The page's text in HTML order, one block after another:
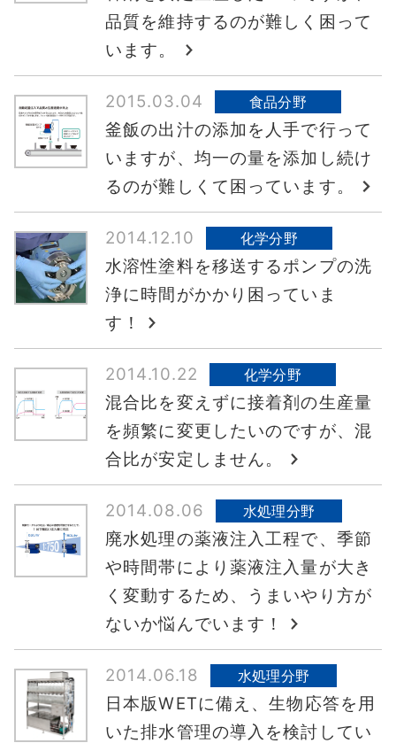
品質を維持するのが難しく困って
います。
2015.03.04 食品分野
釜飯の出汁の添加を人手で行って
いますが、均一の量を添加し続け
るのが難しくて困っています。
2014.12.10 化学分野
水溶性塗料を移送するポンプの洗
浄に時間がかかり困っていま
す！
2014.10.22 化学分野
混合比を変えずに接着剤の生産量
を頻繁に変更したいのですが、混
合比が安定しません。
2014.08.06 水処理分野
廃水処理の薬液注入工程で、季節
や時間帯により薬液注入量が大き
く変動するため、うまいやり方が
ないか悩んでいます！
2014.06.18 水処理分野
日本版WETに備え、生物応答を用
いた排水管理の導入を検討してい